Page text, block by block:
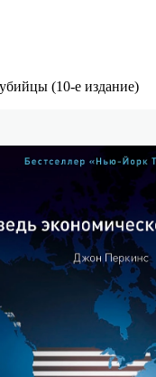
(10-е издание)